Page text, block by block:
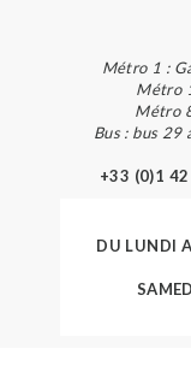
Métro 1 :
Métro
Métro
Bus : bus
+33 (0)1
DU LUNDI